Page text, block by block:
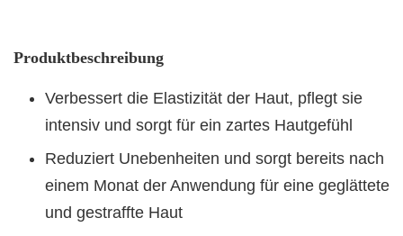
Produktbeschreibung
Verbessert die Elastizität der Haut, pflegt sie
intensiv und sorgt für ein zartes Hautgefühl
Reduziert Unebenheiten und sorgt bereits nach
einem Monat der Anwendung für eine geglättete
und gestraffte Haut